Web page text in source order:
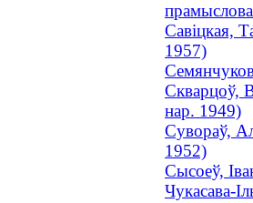
Савіцкая,
1957)
Скварцоў,
нар. 1949)
Сувораў,
1952)
Сысоеў,
Чукасава-